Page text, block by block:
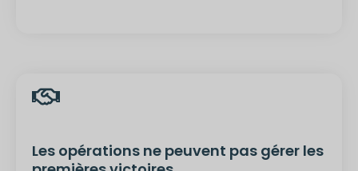
Les opérations ne peuvent pas gérer les